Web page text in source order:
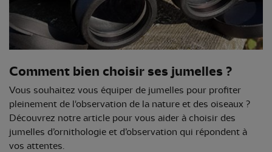
Comment bien choisir ses jumelles ?
Vous souhaitez vous équiper de jumelles pour profiter
pleinement de l'observation de la nature et des oiseaux ?
Découvrez notre article pour vous aider à choisir des
jumelles d’ornithologie et d’observation qui répondent à
vos attentes.